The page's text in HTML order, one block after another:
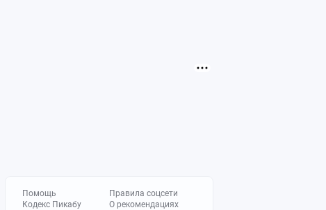
Помощь
Кодекс Пикабу
Правила соцсети
О рекомендациях